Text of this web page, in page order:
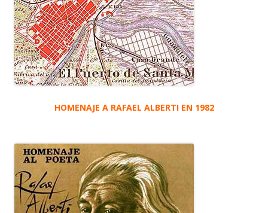
HOMENAJE A RAFAEL ALBERTI EN 1982